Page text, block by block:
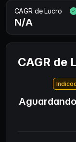
CAGR de Lucro
N/A
CAGR de